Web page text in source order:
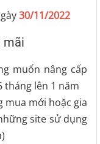
30/11/2022
mãi
muốn nâng cấp
tháng lên 1 năm
mua mới hoặc gia
site sử dụng